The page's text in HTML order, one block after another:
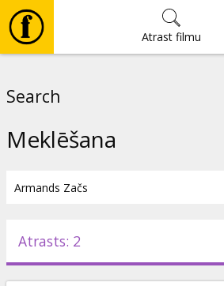
Atrast filmu
Pasākumi
Search
Meklēšana
Atrasts: 2